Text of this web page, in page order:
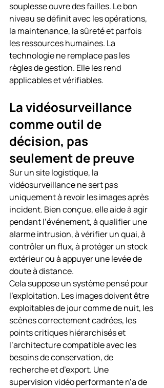
souplesse ouvre des failles. Le bon
niveau se définit avec les opérations,
la maintenance, la sûreté et parfois
les ressources humaines. La
technologie ne remplace pas les
règles de gestion. Elle les rend
applicables et vérifiables.
La vidéosurveillance
comme outil de
décision, pas
seulement de preuve
Sur un site logistique, la
vidéosurveillance ne sert pas
uniquement à revoir les images après
incident. Bien conçue, elle aide à agir
pendant l’événement, à qualifier une
alarme intrusion, à vérifier un quai, à
contrôler un flux, à protéger un stock
extérieur ou à appuyer une levée de
doute à distance.
Cela suppose un système pensé pour
l’exploitation. Les images doivent être
exploitables de jour comme de nuit, les
scènes correctement cadrées, les
points critiques hiérarchisés et
l’architecture compatible avec les
besoins de conservation, de
recherche et d’export. Une
supervision vidéo performante n’a de